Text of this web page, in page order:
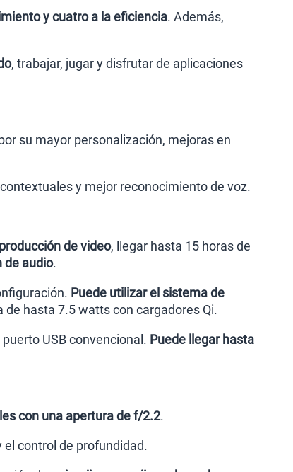
y cuatro a la eficiencia. Además,
, trabajar, jugar y disfrutar de aplicaciones
su mayor personalización, mejoras en
y mejor reconocimiento de voz.
de video, llegar hasta 15 horas de
de audio.
Puede utilizar el sistema de
de hasta 7.5 watts con cargadores Qi.
USB convencional. Puede llegar hasta
con una apertura de f/2.2.
control de profundidad.